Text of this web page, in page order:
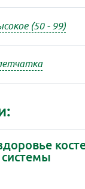
(50 - 99)